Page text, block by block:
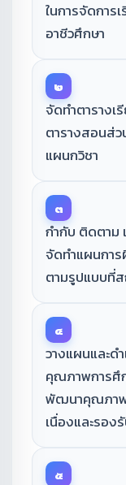
ในการจัดการ
อาชีวศึกษา
๒
จัดทำตารางเ
ตารางสอนส่
แผนกวิชา
๓
กำกับ ติดตาม
จัดทำแผนกา
ตามรูปแบบที่
๔
วางแผนและด
คุณภาพการศึ
พัฒนาคุณภาพ
เนื่องและรอ
๕